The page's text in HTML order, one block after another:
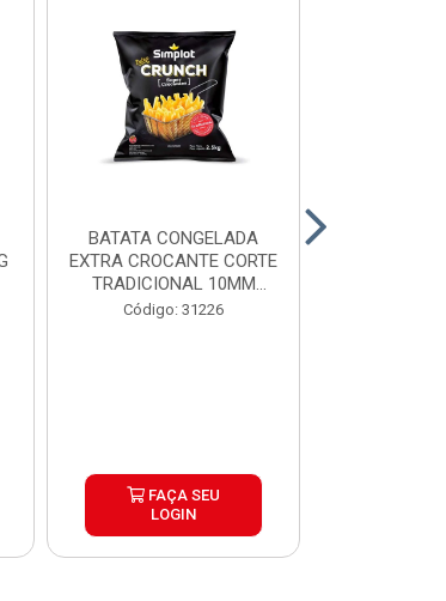
BATATA CONGELADA
EXTRA CROCANTE CORTE
TRADICIONAL 10MM
SIMPL...
Código: 31226
FAÇA SEU
LOGIN